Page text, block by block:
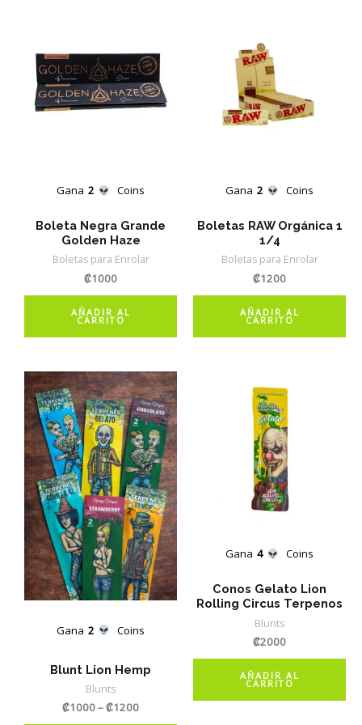
Gana 2 Coins
Boleta Negra Grande
Golden Haze
Boletas para Enrolar
₡1000
AÑADIR AL
CARRITO
Gana 2 Coins
Boletas RAW Orgánica 1
1/4
Boletas para Enrolar
₡1200
AÑADIR AL
CARRITO
Gana 2 Coins
Blunt Lion Hemp
Blunts
₡1000–₡1200
Gana 4 Coins
Conos Gelato Lion
Rolling Circus Terpenos
Blunts
₡2000
AÑADIR AL
CARRITO